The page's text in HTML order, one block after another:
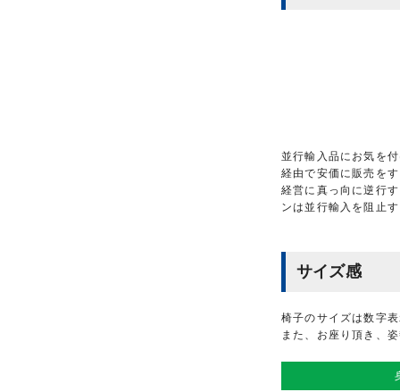
並行輸入品にお気を
経由で安価に販売を
経営に真っ向に逆行
ンは並行輸入を阻止
サイズ感
椅子のサイズは数字
また、お座り頂き、